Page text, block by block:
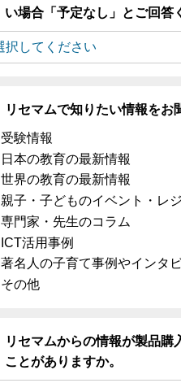
い場合「予定なし」とご回答
リセマムで知りたい情報をお
受験情報
日本の教育の最新情報
世界の教育の最新情報
親子・子どものイベント・レ
専門家・先生のコラム
ICT活用事例
著名人の子育て事例やインタ
その他
リセマムからの情報が製品購
ことがありますか。